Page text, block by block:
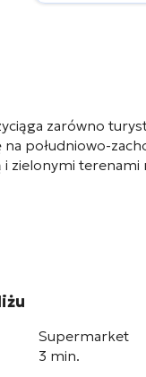
zarówno
południowo-
zielonymi terenami
Supermarket
3 min.